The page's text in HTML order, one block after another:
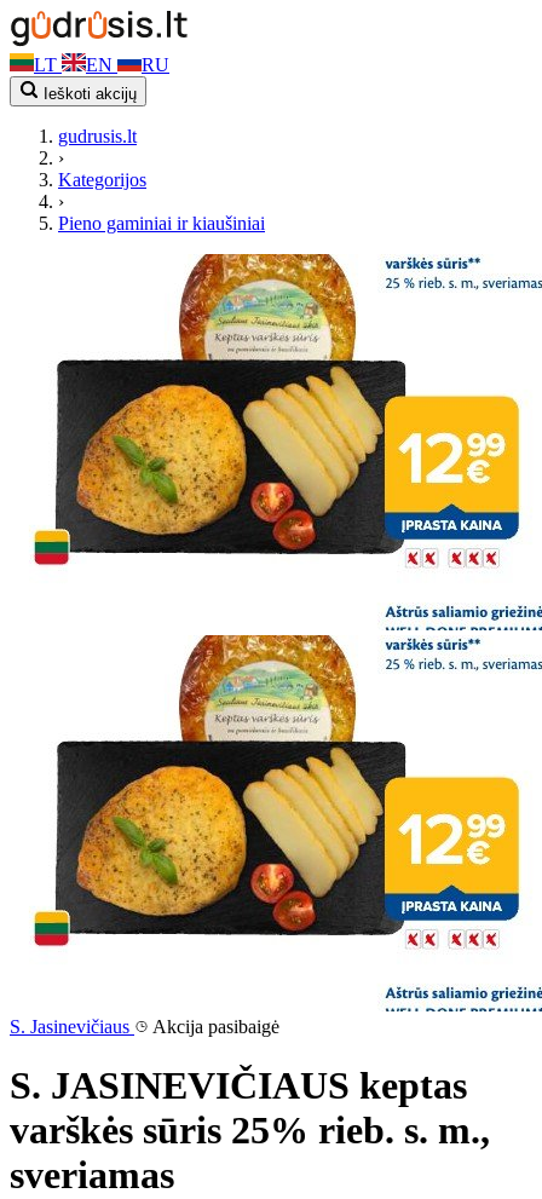
LT EN RU
Ieškoti akcijų
gudrusis.lt
›
Kategorijos
›
Pieno gaminiai ir kiaušiniai
S. Jasinevičiaus Akcija pasibaigė
S. JASINEVIČIAUS keptas
varškės sūris 25% rieb. s. m.,
sveriamas